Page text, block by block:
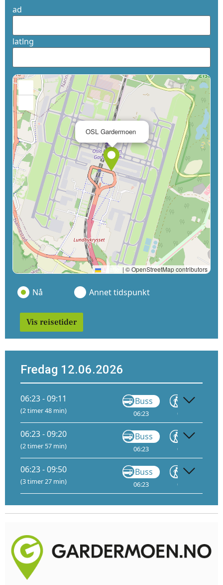
ad
latlng
OSL Gardermoen
Leaflet | © OpenStreetMap contributors
Nå Annet tidspunkt
Vis reisetider
Fredag 12.06.2026
06:23 - 09:11
(2 timer 48 min)
Buss
06:23
Gå
07:23
06:23 - 09:20
(2 timer 57 min)
Buss
06:23
Gå
07:23
06:23 - 09:50
(3 timer 27 min)
Buss
06:23
Gå
07:23